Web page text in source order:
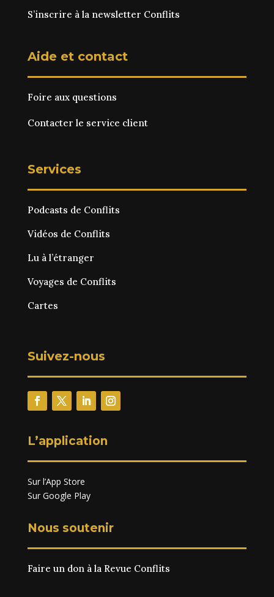
S’inscrire à la newsletter Conflits
Aide et contact
Foire aux questions
Contacter le service client
Services
Podcasts de Conflits
Vidéos de Conflits
Lu à l’étranger
Voyages de Conflits
Cartes
Suivez-nous
L’application
Sur l’App Store
Sur Google Play
Nous soutenir
Faire un don à la Revue Conflits